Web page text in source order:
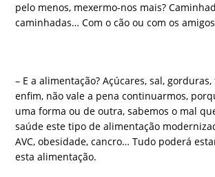
pelo menos, mexermo-nos mais?
caminhadas… Com o cão ou com os
– E a alimentação? Açúcares, sal,
enfim, não vale a pena continuarmos,
uma forma ou de outra, sabemos o mal
saúde este tipo de alimentação
AVC, obesidade, cancro… Tudo poderá
esta alimentação.